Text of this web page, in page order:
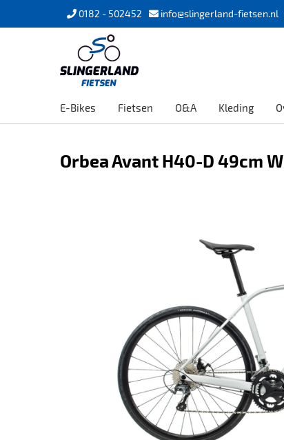
0182 - 502452 info@slingerland-fietsen.nl
E-Bikes Fietsen O&A Kleding
Orbea Avant H40-D 49cm